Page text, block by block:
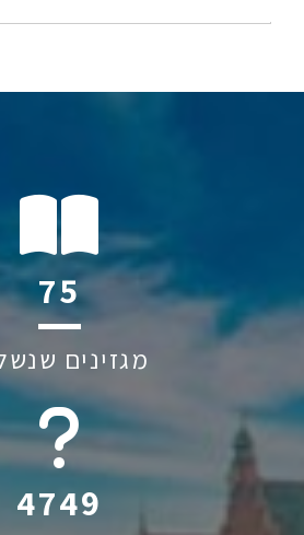
136
מגזינים
6045